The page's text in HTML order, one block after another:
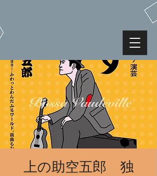
上の助空五郎 独